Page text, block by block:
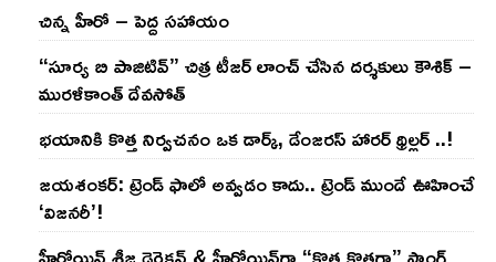
చిన్న హీరో – పెద్ద సహాయం
“సూర్య బి పాజిటివ్” చిత్ర టీజర్ లాంచ్ చేసిన‌ దర్శకులు కౌశిక్ –
మురళీకాంత్ దేవసోత్
భయానికి కొత్త నిర్వచనం ఒక డార్క్, డేంజరస్ హారర్ థ్రిల్లర్ ..!
జయశంకర్: ట్రెండ్‌ ఫాలో అవ్వడం కాదు.. ట్రెండ్‌ ముందే ఊహించే
‘విజనరీ’!